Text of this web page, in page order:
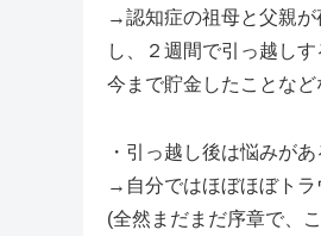
→認知症の祖母と父親が
し、２週間で引っ越しす
今まで貯金したことな
・引っ越し後は悩みが
→自分ではほぼほぼトラ
(全然まだまだ序章で、